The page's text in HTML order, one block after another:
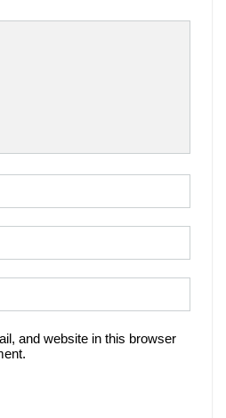
and website in this browser